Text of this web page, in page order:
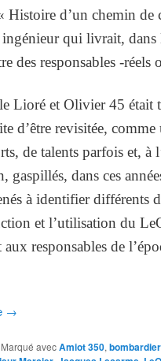
Histoire d’un chemin de
ingénieur qui livrait,
des responsables -réels
le Lioré et Olivier 45
d’être revisitée,
de talents parfois et, à
gaspillés, dans ces
à identifier différents
et l’utilisation du
responsables de
→
Marqué avecAmiot 350,